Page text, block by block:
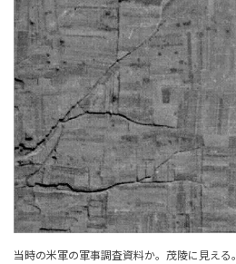
当時の米軍の軍事調査資料か。茂陵に見える。